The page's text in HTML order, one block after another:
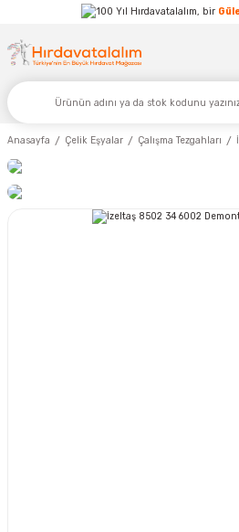
Hırdavatalalım, bir
Anasayfa Çelik Eşyalar Çalışma Tezgahları